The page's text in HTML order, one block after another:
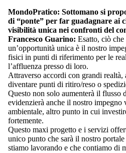
MondoPratico: Sottomano si
di “ponte” per far guadagnare ai
visibilità unica nei confronti del
Francesco Guarino: Esatto, ciò
un’opportunità unica è il nostro
fisici in punti di riferimento per le
l’affluenza presso di loro.
Attraverso accordi con grandi realtà,
diventare punti di ritiro/reso o
Questo non solo aumenterà il flusso
evidenzierà anche il nostro impegno
ambientale, altro punto in cui
fortemente.
Questo maxi progetto e i servizi
unico punto che sarà il nostro
stiamo lavorando e che contiamo di